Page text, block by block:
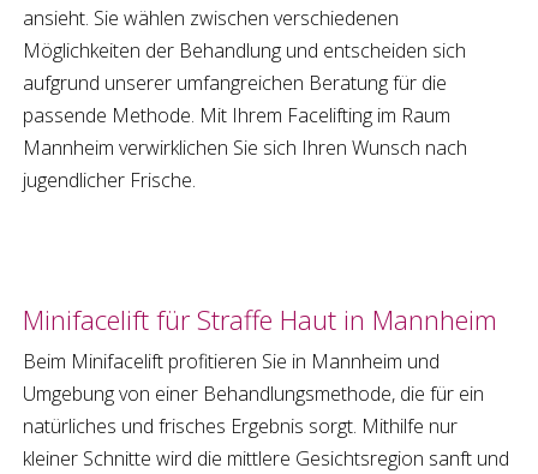
ansieht. Sie wählen zwischen verschiedenen
Möglichkeiten der Behandlung und entscheiden sich
aufgrund unserer umfangreichen Beratung für die
passende Methode. Mit Ihrem Facelifting im Raum
Mannheimverwirklichen Sie sich Ihren Wunsch nach
jugendlicher Frische.
Minifacelift für Straffe Haut in Mannheim
Beim Minifacelift profitieren Sie in Mannheim und
Umgebung von einer Behandlungsmethode, die für ein
natürliches und frisches Ergebnis sorgt. Mithilfe nur
kleiner Schnitte wird die mittlere Gesichtsregion sanft und